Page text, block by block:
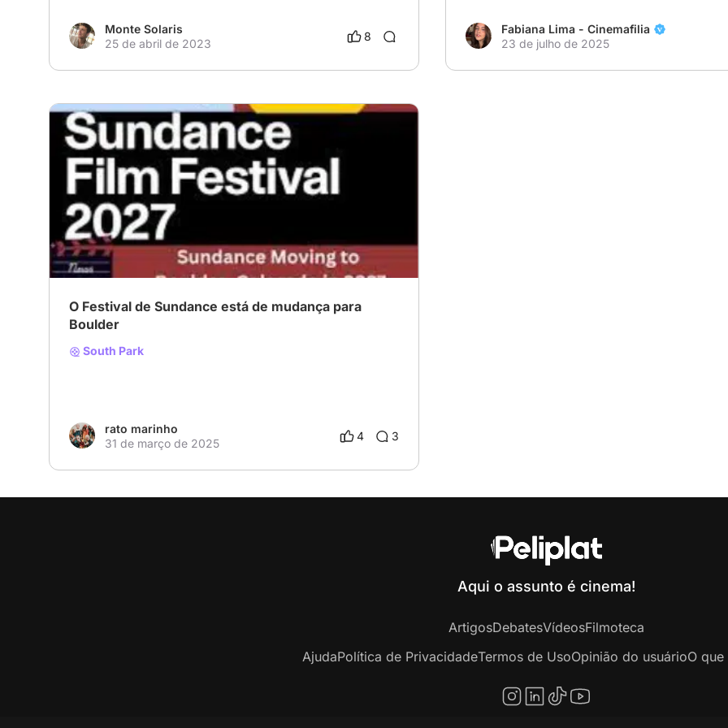
Monte Solaris
25 de abril de 2023
8
Fabiana Lima - Cinemafilia
23 de julho de 2025
O Festival de Sundance está de mudança para
Boulder
South Park
rato marinho
31 de março de 2025
4 3
Aqui o assunto é cinema!
ArtigosDebatesVídeosFilmoteca
AjudaPolítica de PrivacidadeTermos de UsoOpinião do usuárioO que